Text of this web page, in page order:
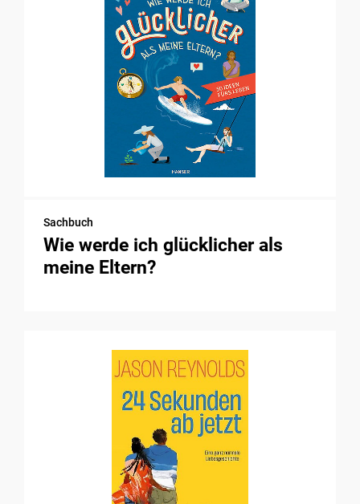
Sachbuch
Wie werde ich glücklicher als
meine Eltern?